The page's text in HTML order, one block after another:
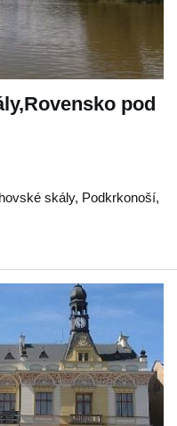
pod
skály, Podkrkonoší,